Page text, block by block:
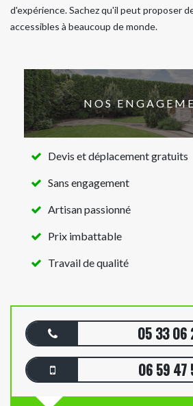
d'expérience. Sachez qu'il peut proposer
accessibles à beaucoup de monde.
NOS
Devis et déplacement gratuits
Sans engagement
Artisan passionné
Prix imbattable
Travail de qualité
05 33 06
06 59 47